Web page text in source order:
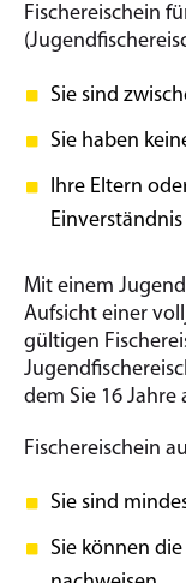
Fischereischein
Sie sind
Sie haben
Ihre Eltern
Einverständnis
Mit einem
Aufsicht einer
gültigen
dem Sie 16 Jahre
Fischereischein
Sie sind
Sie können